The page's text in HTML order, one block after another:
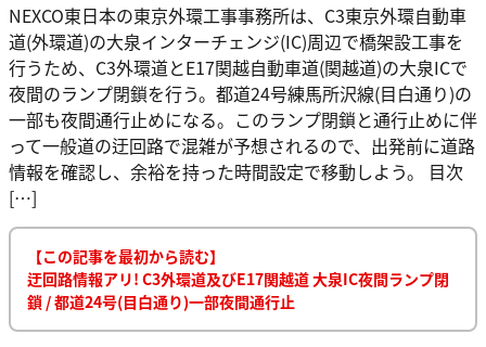
NEXCO東日本の東京外環工事事務所は、C3東京外環自動車
道(外環道)の大泉インターチェンジ(IC)周辺で橋架設工事を
行うため、C3外環道とE17関越自動車道(関越道)の大泉ICで
夜間のランプ閉鎖を行う。都道24号練馬所沢線(目白通り)の
一部も夜間通行止めになる。このランプ閉鎖と通行止めに伴
って一般道の迂回路で混雑が予想されるので、出発前に道路
情報を確認し、余裕を持った時間設定で移動しよう。 目次
[…]
【この記事を最初から読む】
迂回路情報アリ! C3外環道及びE17関越道 大泉IC夜間ランプ閉
鎖 / 都道24号(目白通り)一部夜間通行止